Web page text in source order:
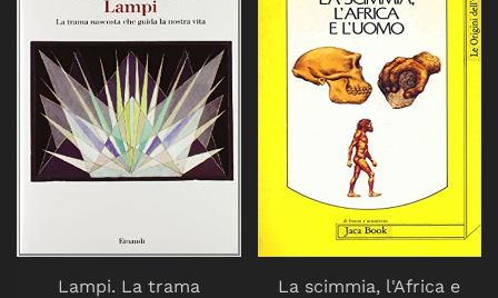
Lampi. La trama
La scimmia, l'Africa e